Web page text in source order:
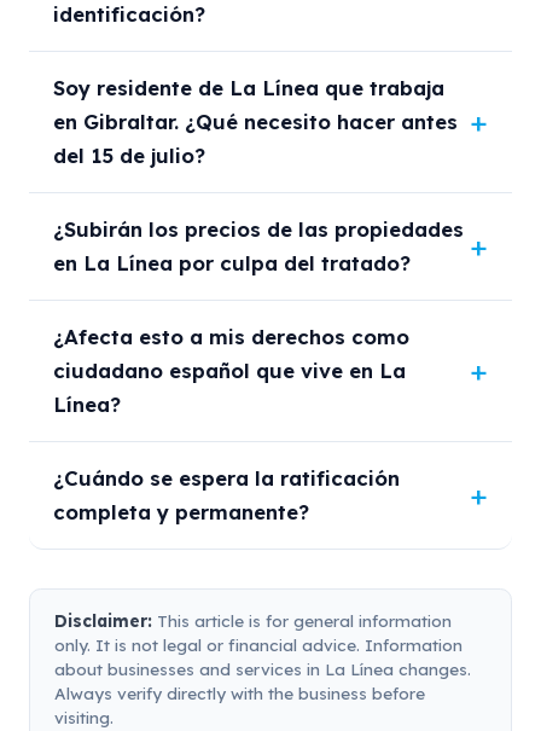
identificación?
Soy residente de La Línea que trabaja
en Gibraltar. ¿Qué necesito hacer antes
del 15 de julio?
¿Subirán los precios de las propiedades
en La Línea por culpa del tratado?
¿Afecta esto a mis derechos como
ciudadano español que vive en La
Línea?
¿Cuándo se espera la ratificación
completa y permanente?
Disclaimer: This article is for general information
only. It is not legal or financial advice. Information
about businesses and services in La Línea changes.
Always verify directly with the business before
visiting.